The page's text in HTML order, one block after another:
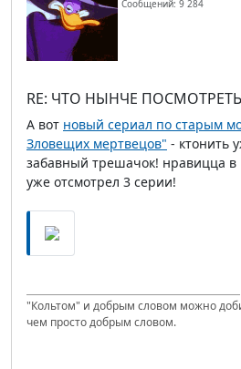
Сообщений: 9 284
RE: ЧТО НЫНЧЕ
А вот новый сериал по старым
Зловещих мертвецов" - ктонить
забавный трешачок! нравицца в
уже отсмотрел 3 серии!
"Кольтом" и добрым словом можно
чем просто добрым словом.